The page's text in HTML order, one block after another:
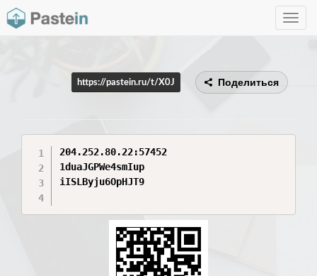
Toggle
https://pastein.ru/t/X0J Поделиться
204.252.80.22:57452
1duaJGPWe4smIup
iISLByju6OpHJT9